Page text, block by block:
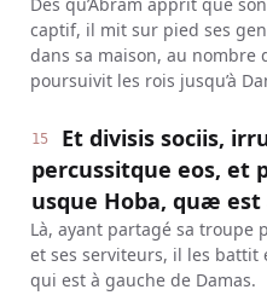
captif, il mit sur pied ses
dans sa maison, au
poursuivit les rois jusqu’à
15
Et divisis sociis,
percussitque eos, et
usque Hoba, quæ
Là, ayant partagé sa
et ses serviteurs, il les battit
qui est à gauche de Damas.